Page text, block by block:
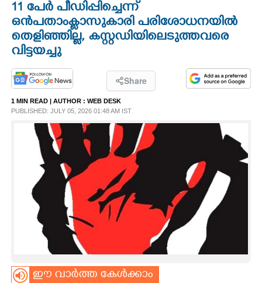
OPINION
LIFESTYLE
SPIRITUAL
CARTOONS
11 പേർ പീഡിപ്പിച്ചെന്ന്
ഒൻപതാംക്ളാസുകാരി പരിശോധനയിൽ
തെളിഞ്ഞില്ല, കസ്റ്റഡിയിലെടുത്തവരെ
വിട്ടയച്ചു
Share
1 MIN READ | AUTHOR : WEB DESK
PUBLISHED: JULY 05, 2026 01:48 AM IST
ഈ വാർത്ത കേൾക്കാം